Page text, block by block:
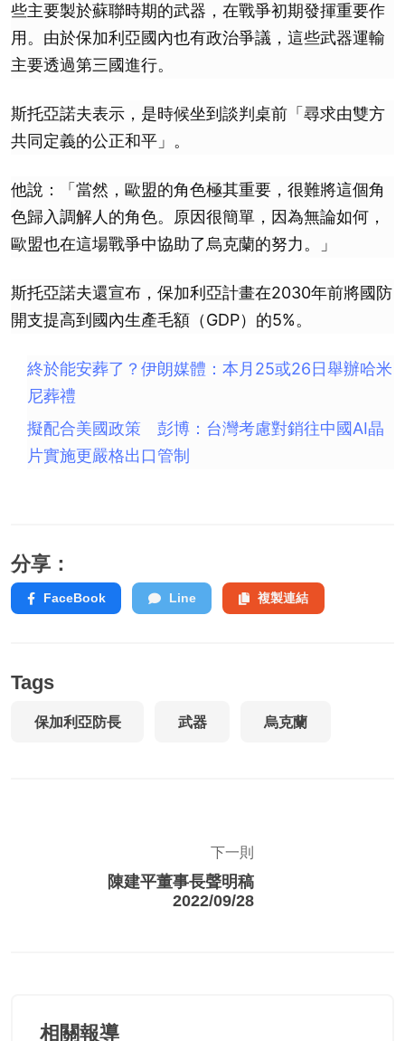
些主要製於蘇聯時期的武器，在戰爭初期發揮重要作
用。由於保加利亞國內也有政治爭議，這些武器運輸
主要透過第三國進行。
斯托亞諾夫表示，是時候坐到談判桌前「尋求由雙方
共同定義的公正和平」。
他說：「當然，歐盟的角色極其重要，很難將這個角
色歸入調解人的角色。原因很簡單，因為無論如何，
歐盟也在這場戰爭中協助了烏克蘭的努力。」
斯托亞諾夫還宣布，保加利亞計畫在2030年前將國防
開支提高到國內生產毛額（GDP）的5%。
終於能安葬了？伊朗媒體：本月25或26日舉辦哈米
尼葬禮
擬配合美國政策 彭博：台灣考慮對銷往中國AI晶
片實施更嚴格出口管制
分享：
FaceBook Line 複製連結
Tags
保加利亞防長 武器 烏克蘭
下一則
陳建平董事長聲明稿
2022/09/28
相關報導